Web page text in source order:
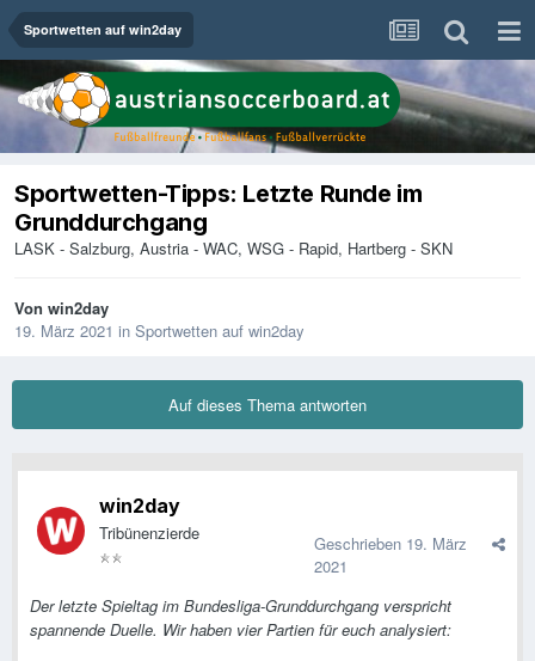
Sportwetten auf win2day
Sportwetten-Tipps: Letzte Runde im
Grunddurchgang
LASK - Salzburg, Austria - WAC, WSG - Rapid, Hartberg - SKN
Von win2day
19. März 2021 in Sportwetten auf win2day
Auf dieses Thema antworten
win2day
Tribünenzierde Geschrieben 19. März
2021
Der letzte Spieltag im Bundesliga-Grunddurchgang verspricht
spannende Duelle. Wir haben vier Partien für euch analysiert: